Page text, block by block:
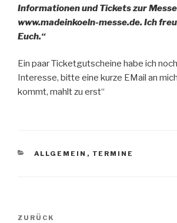
Informationen und Tickets zur
www.madeinkoeln-messe.de. Ich
Euch.“
Ein paar Ticketgutscheine habe ich
Interesse, bitte eine kurze EMail an
kommt, mahlt zu erst“
KATEGORIEN
ALLGEMEIN , TERMINE
Beitragsnavigation
Vorheriger
ZURÜCK